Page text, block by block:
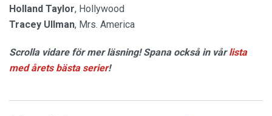
Holland Taylor, Hollywood
Tracey Ullman, Mrs. America
Scrolla vidare för mer läsning! Spana också in vårlista
med årets bästa serier!